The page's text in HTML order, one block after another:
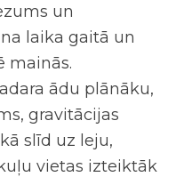
un
laika gaitā un
mainās.
ādu plānāku,
gravitācijas
slīd uz leju,
vietas izteiktāk